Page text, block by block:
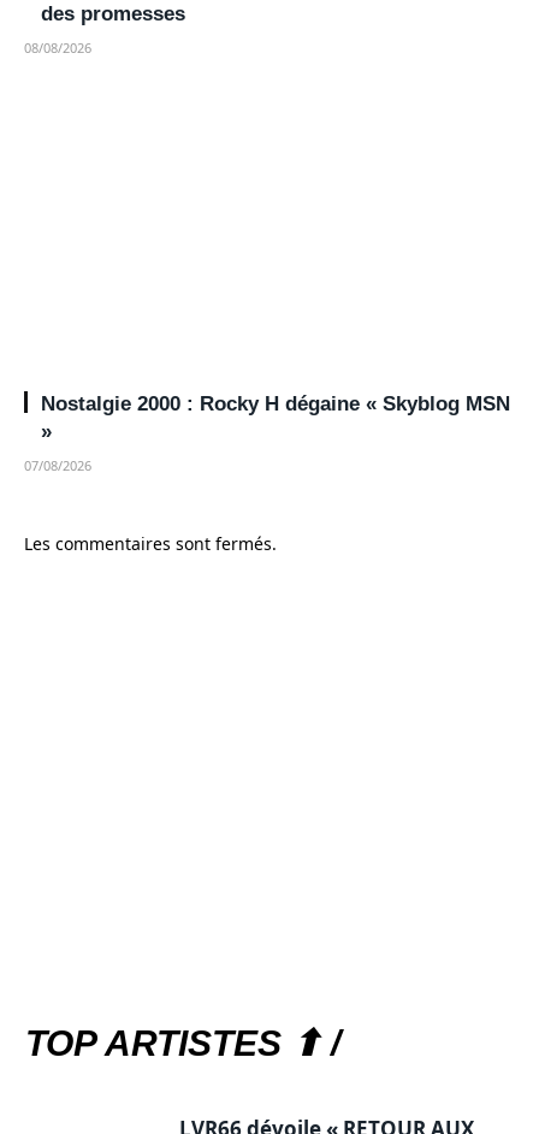
des promesses
08/08/2026
Nostalgie 2000 : Rocky H dégaine « Skyblog MSN
»
07/08/2026
Les commentaires sont fermés.
TOP ARTISTES ⬆ /
LVR66 dévoile « RETOUR AUX